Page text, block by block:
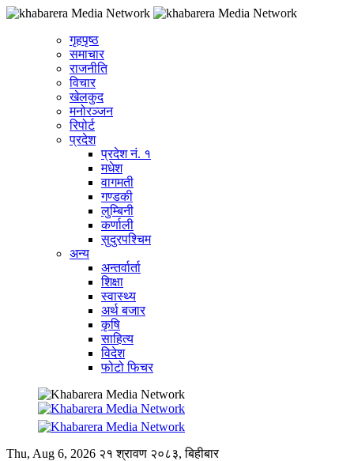
गृहपृष्ठ
समाचार
राजनीति
विचार
खेलकुद
मनोरञ्जन
रिपोर्ट
प्रदेश
प्रदेश नं. १
मधेश
वागमती
गण्डकी
लुम्बिनी
कर्णाली
सुदुरपश्चिम
अन्य
अन्तर्वार्ता
शिक्षा
स्वास्थ्य
अर्थ बजार
कृषि
साहित्य
विदेश
फोटो फिचर
Thu, Aug 6, 2026 २१ श्रावण २०८३, बिहीबार